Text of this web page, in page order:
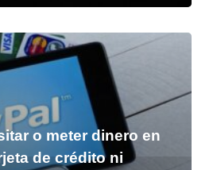
o meter dinero en
de crédito ni